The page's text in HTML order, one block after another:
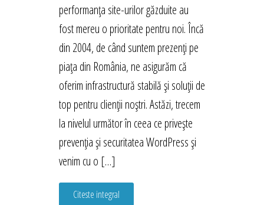
performanța site-urilor găzduite au
fost mereu o prioritate pentru noi. Încă
din 2004, de când suntem prezenți pe
piața din România, ne asigurăm că
oferim infrastructură stabilă și soluții de
top pentru clienții noștri. Astăzi, trecem
la nivelul următor în ceea ce privește
prevenția și securitatea WordPress și
venim cu o […]
Citeste integral